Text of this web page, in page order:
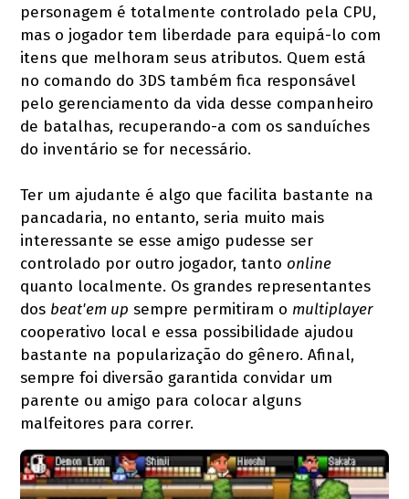
personagem é totalmente controlado pela CPU,
mas o jogador tem liberdade para equipá-lo com
itens que melhoram seus atributos. Quem está
no comando do 3DS também fica responsável
pelo gerenciamento da vida desse companheiro
de batalhas, recuperando-a com os sanduíches
do inventário se for necessário.
Ter um ajudante é algo que facilita bastante na
pancadaria, no entanto, seria muito mais
interessante se esse amigo pudesse ser
controlado por outro jogador, tanto online
quanto localmente. Os grandes representantes
dos beat'em up sempre permitiram o multiplayer
cooperativo local e essa possibilidade ajudou
bastante na popularização do gênero. Afinal,
sempre foi diversão garantida convidar um
parente ou amigo para colocar alguns
malfeitores para correr.